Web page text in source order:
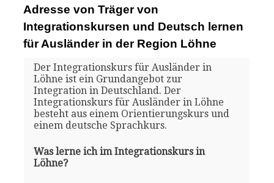
Adresse von Träger von
Integrationskursen und Deutsch lernen
für Ausländer in der Region Löhne
Der Integrationskurs für Ausländer in
Löhne ist ein Grundangebot zur
Integration in Deutschland. Der
Integrationskurs für Ausländer in Löhne
besteht aus einem Orientierungskurs und
einem deutsche Sprachkurs.
Was lerne ich im Integrationskurs in
Löhne?